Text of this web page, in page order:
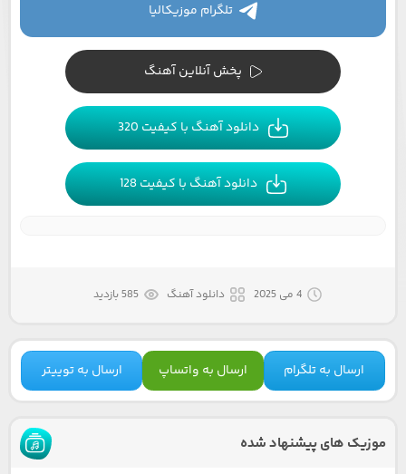
تلگرام موزیکالیا
پخش آنلاین آهنگ
دانلود آهنگ با کیفیت 320
دانلود آهنگ با کیفیت 128
4 می 2025 دانلود آهنگ 585 بازدید
ارسال به تلگرام ارسال به واتساپ ارسال به توییتر
موزیک های پیشنهاد شده